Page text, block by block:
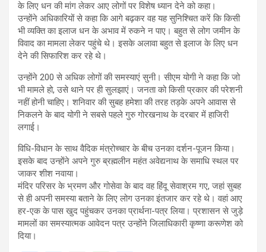
के लिए धन की मांग लेकर आए लोगों पर विशेष ध्यान देने को कहा।
उन्होंने अधिकारियों से कहा कि आगे बढ़कर वह यह सुनिश्चित करें कि किसी
भी व्यक्ति का इलाज धन के अभाव में रुकने न पाए। बहुत से लोग जमीन के
विवाद का मामला लेकर पहुंचे थे। इसके अलावा बहुत से इलाज के लिए धन
देने की सिफारिश कर रहे थे।
उन्होंने 200 से अधिक लोगों की समस्याएं सुनी। सीएम योगी ने कहा कि जो
भी मामले हो, उसे थाने पर ही सुलझाएं। जनता को किसी प्रकार की परेशनी
नहीं होनी चाहिए। शनिवार की सुबह हमेशा की तरह तड़के अपने आवास से
निकलने के बाद योगी ने सबसे पहले गुरु गोरखनाथ के दरबार में हाजिरी
लगाई।
विधि-विधान के साथ वैदिक मंत्रोच्चार के बीच उनका दर्शन-पूजन किया।
इसके बाद उन्होंने अपने गुरु ब्रह्मलीन महंत अवेद्यनाथ के समाधि स्थल पर
जाकर शीश नवाया।
मंदिर परिसर के भ्रमण और गोसेवा के बाद वह हिंदू सेवाश्रम गए, जहां सुबह
से ही अपनी समस्या बताने के लिए लोग उनका इंतजार कर रहे थे। वहां आए
हर-एक के पास खुद पहुंचकर उनका प्रार्थना-पत्र लिया। प्रशासन से जुड़े
मामलों का समस्यात्मक आवेदन पत्र उन्होंने जिलाधिकारी कृष्णा करूणेश को
दिया।